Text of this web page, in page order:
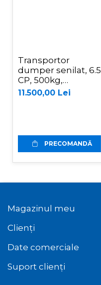
Transportor
dumper senilat, 6.5
CP, 500kg,
basculare
mecanica, Graecus
11.500,00 Lei
PRECOMANDĂ
Magazinul meu
Clienți
Date comerciale
Suport clienți